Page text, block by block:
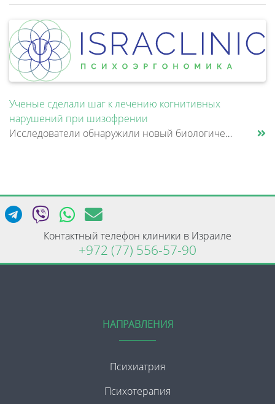
Ученые сделали шаг к лечению когнитивных
нарушений при шизофрении
Исследователи обнаружили новый биологический механизм, который может быть связан с нарушением памяти и внимания при шизо......
Контактный телефон клиники в Израиле
+972 (77) 556-57-90
НАПРАВЛЕНИЯ
Психиатрия
Психотерапия